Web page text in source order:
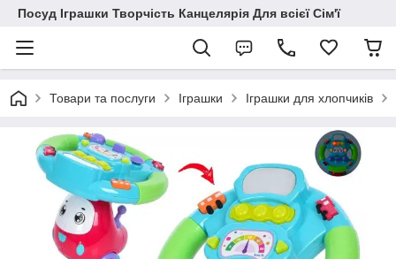
Посуд Іграшки Творчість Канцелярія Для всієї Сім'ї
Товари та послуги Іграшки Іграшки для хлопчиків